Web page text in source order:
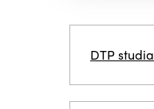
DTP studia